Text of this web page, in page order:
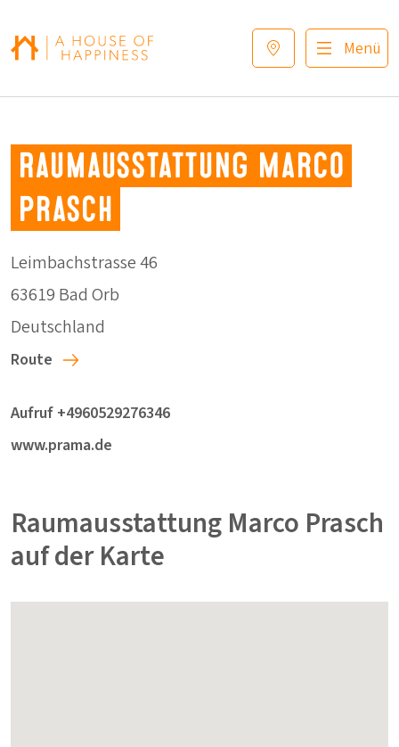
Menü
Raumausstattung Marco
Prasch
Leimbachstrasse 46
63619 Bad Orb
Deutschland
Route
Aufruf +4960529276346
www.prama.de
Raumausstattung Marco Prasch
auf der Karte